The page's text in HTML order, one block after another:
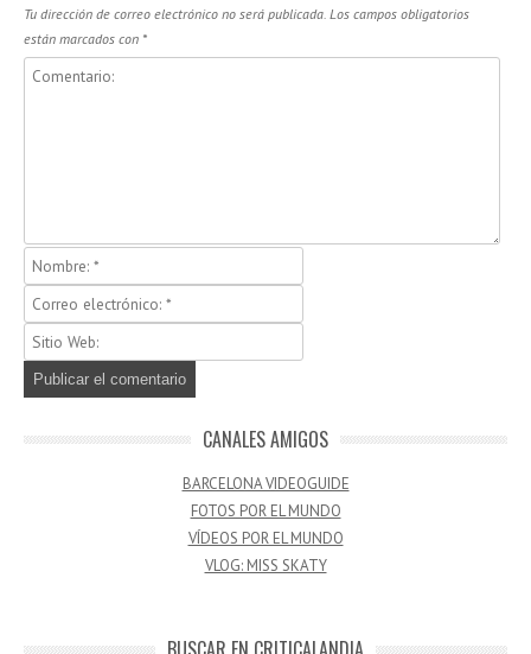
Tu dirección de correo electrónico no será publicada. Los campos obligatorios
están marcados con *
CANALES AMIGOS
BARCELONA VIDEOGUIDE
FOTOS POR EL MUNDO
VÍDEOS POR EL MUNDO
VLOG: MISS SKATY